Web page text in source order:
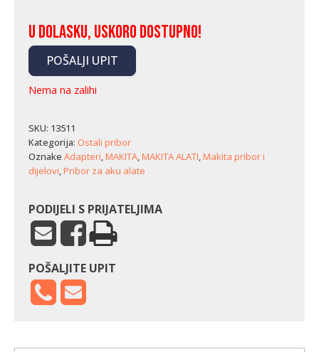
U dolasku, uskoro dostupno!
POŠALJI UPIT
Nema na zalihi
SKU: 13511
Kategorija: Ostali pribor
Oznake Adapteri,MAKITA,MAKITA ALATI,Makita pribor i
dijelovi,Pribor za aku alate
PODIJELI S PRIJATELJIMA
POŠALJITE UPIT